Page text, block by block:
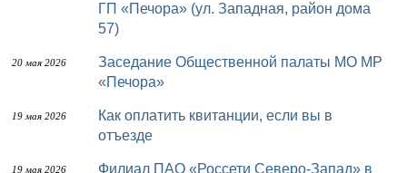
ГП «Печора» (ул. Западная, район дома
57)
20 мая 2026
Заседание Общественной палаты МО МР
«Печора»
19 мая 2026
Как оплатить квитанции, если вы в
отъезде
19 мая 2026
Филиал ПАО «Россети Северо-Запад» в